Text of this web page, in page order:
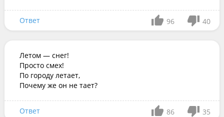
Ответ 96 40
Летом — снег!
Просто смех!
По городу летает,
Почему же он не тает?
Ответ 86 35